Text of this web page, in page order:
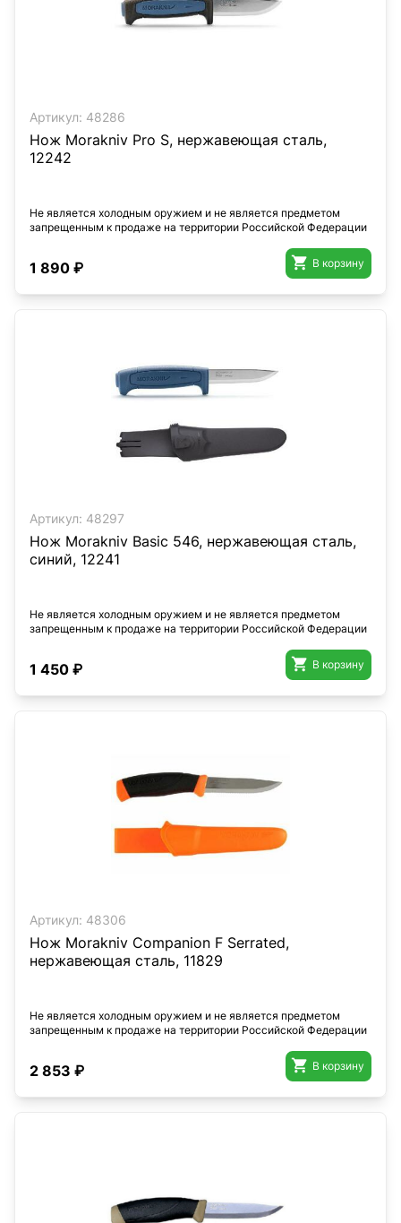
Артикул: 48286
Нож Morakniv Pro S, нержавеющая сталь,
12242
Не является холодным оружием и не является предметом
запрещенным к продаже на территории Российской Федерации
1 890 ₽  В корзину
Артикул: 48297
Нож Morakniv Basic 546, нержавеющая сталь,
синий, 12241
Не является холодным оружием и не является предметом
запрещенным к продаже на территории Российской Федерации
1 450 ₽  В корзину
Артикул: 48306
Нож Morakniv Companion F Serrated,
нержавеющая сталь, 11829
Не является холодным оружием и не является предметом
запрещенным к продаже на территории Российской Федерации
2 853 ₽  В корзину